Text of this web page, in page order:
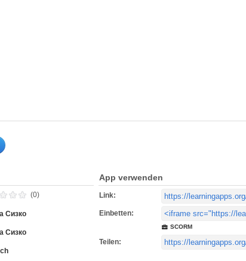
(0)
Сизко
Сизко
App verwenden
Link:
Einbetten:
SCORM
Teilen: